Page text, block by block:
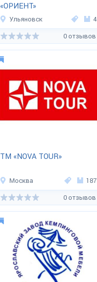
«ОРИЕНТ»
Ульяновск 4
0 отзывов
ТМ «NOVA TOUR»
Москва 187
0 отзывов